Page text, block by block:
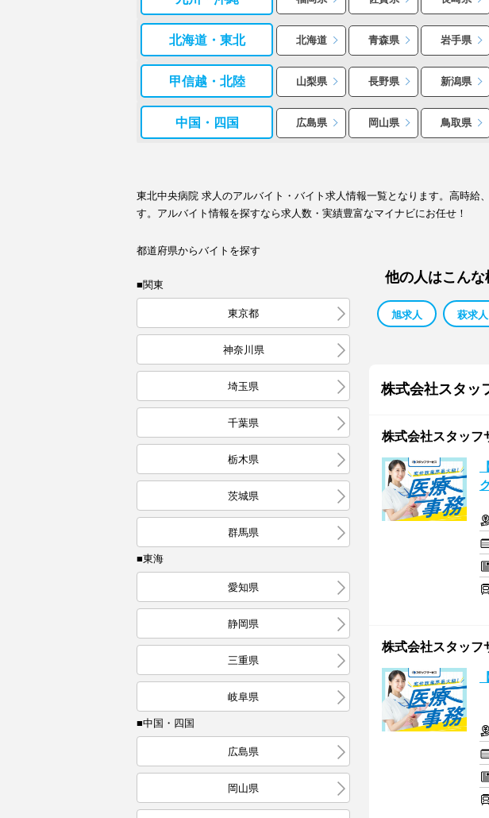
北海道・東北 北海道 青森県 岩手県
甲信越・北陸 山梨県 長野県 新潟県
中国・四国 広島県 岡山県 鳥取県
東北中央病院 求人のアルバイト・バイト求人情報一覧となります。高時
す。アルバイト情報を探すなら求人数・実績豊富なマイナビにお任せ！
都道府県からバイトを探す
■関東
東京都
神奈川県
埼玉県
千葉県
栃木県
茨城県
群馬県
■東海
愛知県
静岡県
三重県
岐阜県
■中国・四国
広島県
岡山県
他の人はこん
旭求人 萩求人
株式会社スタ
株式会社スタッフ
株式会社スタッフ